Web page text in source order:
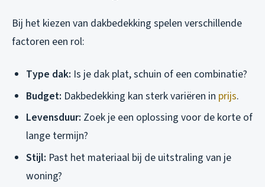
Bij het kiezen van dakbedekking spelen verschillende
factoren een rol:
Type dak: Is je dak plat, schuin of een combinatie?
Budget: Dakbedekking kan sterk variëren in prijs.
Levensduur: Zoek je een oplossing voor de korte of
lange termijn?
Stijl: Past het materiaal bij de uitstraling van je
woning?